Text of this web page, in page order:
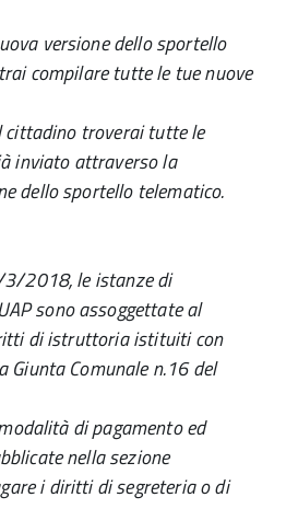
versione dello sportello
compilare tutte le tue nuove
cittadino troverai tutte le
inviato attraverso la
dello sportello telematico.
3/2018, le istanze di
sono assoggettate al
di istruttoria istituiti con
Giunta Comunale n.16 del
di pagamento ed
nella sezione
i diritti di segreteria o di